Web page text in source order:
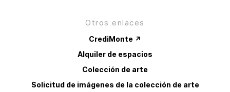
Otros enlaces
CrediMonte ↗
Alquiler de espacios
Colección de arte
Solicitud de imágenes de la colección de arte